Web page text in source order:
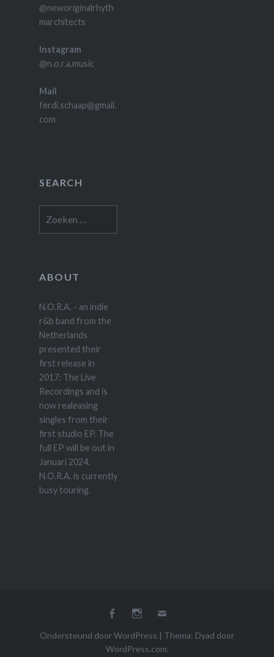
@neworiginalrhyth
marchitects
Instagram
@n.o.r.a.music
Mail
ferdi.schaap@gmail.
com
SEARCH
naar:
ABOUT
N.O.R.A. - an indie
r&b band from the
Netherlands
presented their
first release in
2017: The Live
Recordings and is
now realeasing
singles from their
first studio EP. The
full EP will be out in
Januari 2024.
N.O.R.A. is currently
busy touring.
FacebookInstagram
Ondersteund door WordPress | Thema: Dyad door
WordPress.com.